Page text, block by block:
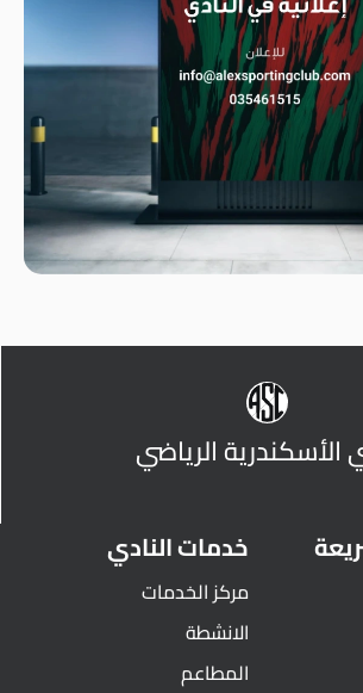
الأسكندرية الرياضي
خدمات النادي
مركز الخدمات
الانشطة
المطاعم